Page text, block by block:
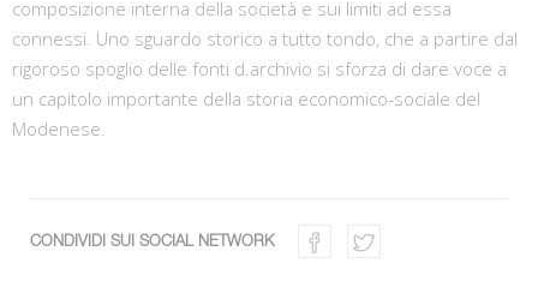
composizione interna della società e sui limiti ad essa
connessi. Uno sguardo storico a tutto tondo, che a partire dal
rigoroso spoglio delle fonti d.archivio si sforza di dare voce a
un capitolo importante della storia economico-sociale del
Modenese.
CONDIVIDI SUI SOCIAL NETWORK